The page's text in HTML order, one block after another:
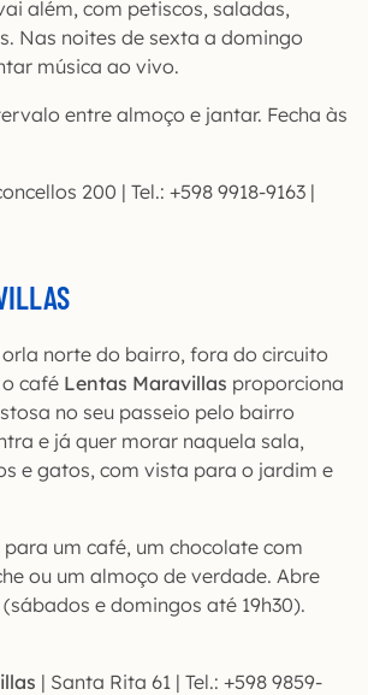
além, com petiscos, saladas,
Nas noites de sexta a domingo
música ao vivo.
entre almoço e jantar. Fecha às
200 | Tel.: +598 9918-9163 |
norte do bairro, fora do circuito
café Lentas Maravillas proporciona
no seu passeio pelo bairro
e já quer morar naquela sala,
e gatos, com vista para o jardim e
um café, um chocolate com
ou um almoço de verdade. Abre
(sábados e domingos até 19h30).
| Santa Rita 61 | Tel.: +598 9859-